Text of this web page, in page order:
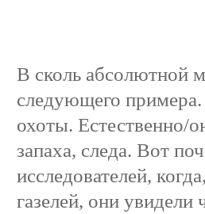
В сколь абсолютной
следующего
охоты. Естественно/
запаха, следа. Вот
исследователей,
газелей, они